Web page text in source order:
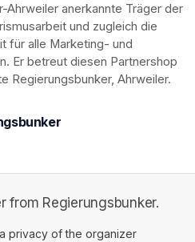
Ahrweiler anerkannte Träger der
und zugleich die
für alle Marketing- und
Er betreut diesen Partnershop
Regierungsbunker, Ahrweiler.
from Regierungsbunker.
in a new tab)
privacy of the organizer